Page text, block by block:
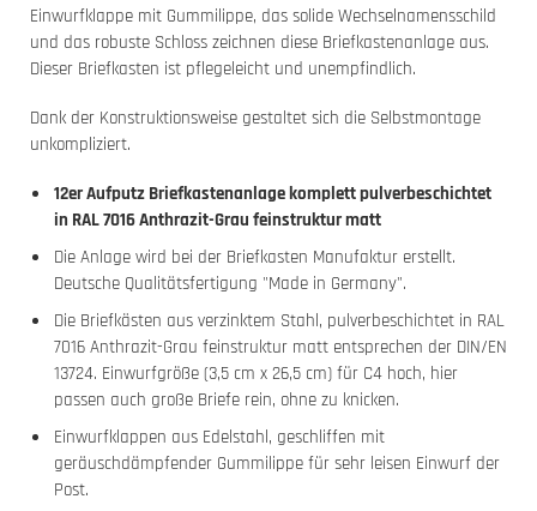
Einwurfklappe mit Gummilippe, das solide Wechselnamensschild
und das robuste Schloss zeichnen diese Briefkastenanlage aus.
Dieser Briefkasten ist pflegeleicht und unempfindlich.
Dank der Konstruktionsweise gestaltet sich die Selbstmontage
unkompliziert.
12er Aufputz Briefkastenanlage komplett pulverbeschichtet
in RAL 7016 Anthrazit-Grau feinstruktur matt
Die Anlage wird bei der Briefkasten Manufaktur erstellt.
Deutsche Qualitätsfertigung "Made in Germany".
Die Briefkästen aus verzinktem Stahl, pulverbeschichtet in RAL
7016 Anthrazit-Grau feinstruktur matt entsprechen der DIN/EN
13724. Einwurfgröße (3,5 cm x 26,5 cm) für C4 hoch, hier
passen auch große Briefe rein, ohne zu knicken.
Einwurfklappen aus Edelstahl, geschliffen mit
geräuschdämpfender Gummilippe für sehr leisen Einwurf der
Post.